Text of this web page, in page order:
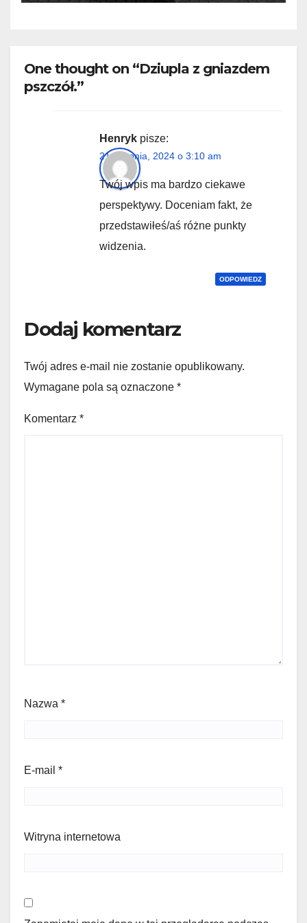
One thought on “Dziupla z gniazdem
pszczół.”
Henryk pisze:
21 sierpnia, 2024 o 3:10 am
Twój wpis ma bardzo ciekawe
perspektywy. Doceniam fakt, że
przedstawiłeś/aś różne punkty
widzenia.
ODPOWIEDZ
Dodaj komentarz
Twój adres e-mail nie zostanie opublikowany.
Wymagane pola są oznaczone *
Komentarz *
Nazwa *
E-mail *
Witryna internetowa